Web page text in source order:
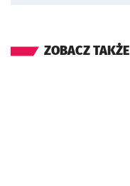
ZOBACZ TAKŻE